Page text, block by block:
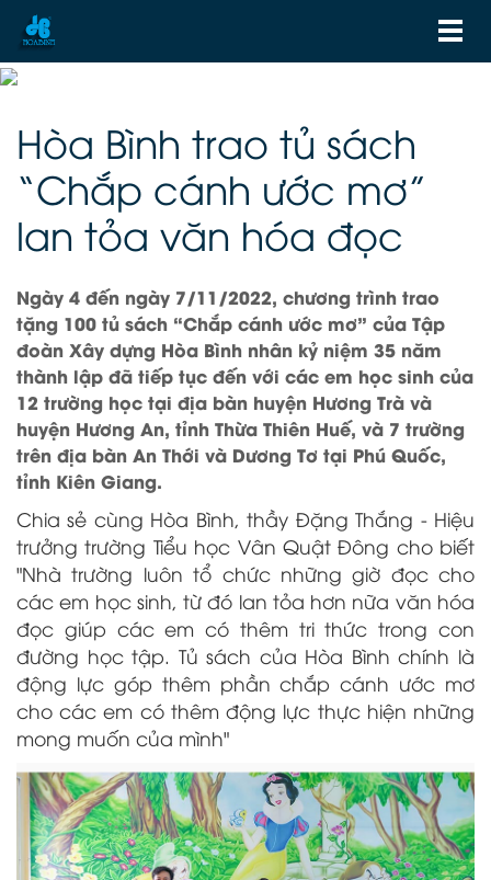
Hòa Bình trao tủ sách
“Chắp cánh ước mơ”
lan tỏa văn hóa đọc
Ngày 4 đến ngày 7/11/2022, chương trình trao
tặng 100 tủ sách “Chắp cánh ước mơ” của Tập
đoàn Xây dựng Hòa Bình nhân kỷ niệm 35 năm
thành lập đã tiếp tục đến với các em học sinh của
12 trường học tại địa bàn huyện Hương Trà và
huyện Hương An, tỉnh Thừa Thiên Huế, và 7 trường
trên địa bàn An Thới và Dương Tơ tại Phú Quốc,
tỉnh Kiên Giang.
Chia sẻ cùng Hòa Bình, thầy Đặng Thắng - Hiệu
trưởng trường Tiểu học Vân Quật Đông cho biết
"Nhà trường luôn tổ chức những giờ đọc cho
các em học sinh, từ đó lan tỏa hơn nữa văn hóa
đọc giúp các em có thêm tri thức trong con
đường học tập. Tủ sách của Hòa Bình chính là
động lực góp thêm phần chắp cánh ước mơ
cho các em có thêm động lực thực hiện những
mong muốn của mình"